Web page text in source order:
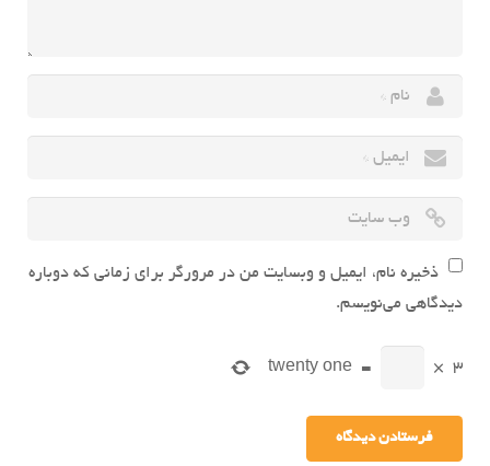
ذخیره نام، ایمیل و وبسایت من در مرورگر برای زمانی که دوباره
دیدگاهی می‌نویسم.
3
×
=
twenty one